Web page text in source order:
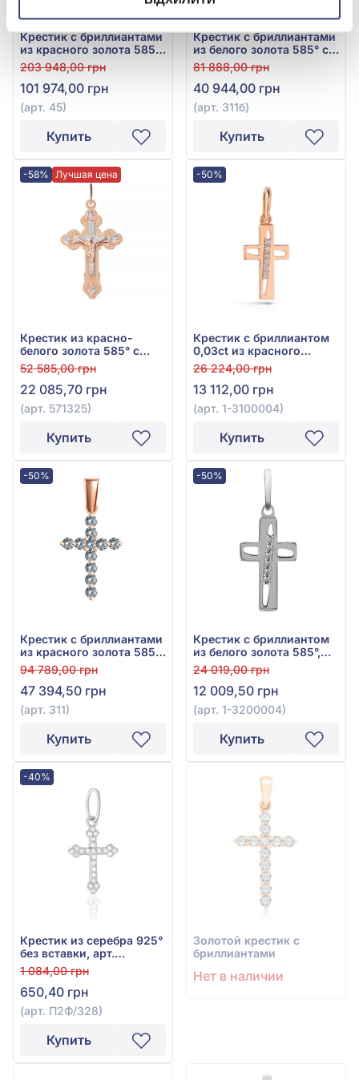
Крестик с бриллиантами
из красного золота 585°,
бриллиант 1,11ct, арт. 45
203 948,00 грн
101 974,00 грн
(арт. 45)
Купить
Крестик с бриллиантами
из белого золота 585° с
бриллиантом 0,465ct,
арт. 311б
81 888,00 грн
40 944,00 грн
(арт. 311б)
Купить
-58% Лучшая цена
Крестик из красно-
белого золота 585° с
фианитами, арт. 571325
52 585,00 грн
22 085,70 грн
(арт. 571325)
Купить
-50%
Крестик с бриллиантом
0,03ct из красного
золота 585°, арт. 1-
3100004
26 224,00 грн
13 112,00 грн
(арт. 1-3100004)
Купить
-50%
Крестик с бриллиантами
из красного золота 585°,
бриллиант 0,481ct, арт.
311
94 789,00 грн
47 394,50 грн
(арт. 311)
Купить
-50%
Крестик с бриллиантом
из белого золота 585°,
0,03ct, арт. 1-3200004
24 019,00 грн
12 009,50 грн
(арт. 1-3200004)
Купить
-40%
Крестик из серебра 925°
без вставки, арт.
П2Ф/328
1 084,00 грн
650,40 грн
(арт. П2Ф/328)
Купить
Золотой крестик с
бриллиантами
Нет в наличии